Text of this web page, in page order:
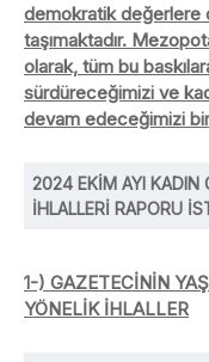
demokratik değerlere
taşımaktadır.
olarak, tüm bu
sürdüreceğimizi ve
devam edeceğimizi
2024 EKİM AYI KADIN
İHLALLERİ RAPORU
1-) GAZETECİNİN
YÖNELİK İHLALLER